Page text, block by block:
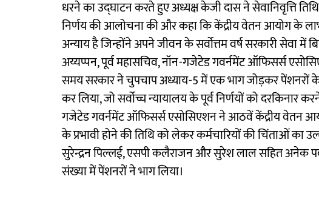
धरने का उद्घाटन करते हुए अध्यक्ष केजी दास ने सेवानिवृत्ति
निर्णय की आलोचना की और कहा कि केंद्रीय वेतन आयोग के
अन्याय है जिन्होंने अपने जीवन के सर्वोत्तम वर्ष सरकारी सेवा में
अय्यप्पन, पूर्व महासचिव, नॉन-गजेटेड गवर्नमेंट ऑफिसर्स
समय सरकार ने चुपचाप अध्याय-5 में एक भाग जोड़कर पेंशनरों
कर लिया, जो सर्वोच्च न्यायालय के पूर्व निर्णयों को दरकिनार
गजेटेड गवर्नमेंट ऑफिसर्स एसोसिएशन ने आठवें केंद्रीय वेतन
के प्रभावी होने की तिथि को लेकर कर्मचारियों की चिंताओं का
सुरेन्द्रन पिल्लई, एसपी कलैराजन और सुरेश लाल सहित अनेक
संख्या में पेंशनरों ने भाग लिया।